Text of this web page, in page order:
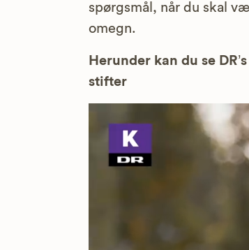
spørgsmål, når du skal
omegn.
Herunder kan du se
stifter